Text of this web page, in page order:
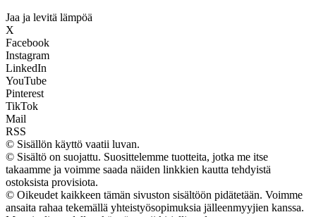
Jaa ja levitä lämpöä
X
Facebook
Instagram
LinkedIn
YouTube
Pinterest
TikTok
Mail
RSS
© Sisällön käyttö vaatii luvan.
© Sisältö on suojattu. Suosittelemme tuotteita, jotka me itse
takaamme ja voimme saada näiden linkkien kautta tehdyistä
ostoksista provisiota.
© Oikeudet kaikkeen tämän sivuston sisältöön pidätetään. Voimme
ansaita rahaa tekemällä yhteistyösopimuksia jälleenmyyjien kanssa.